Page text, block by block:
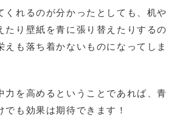
くれるのが分かったとしても、机や
たり壁紙を青に張り替えたりするの
えも落ち着かないものになってしま
力を高めるということであれば、青
でも効果は期待できます！